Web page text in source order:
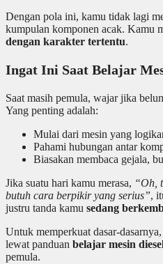
Dengan pola ini, kamu tidak lagi
kumpulan komponen acak. Kamu
dengan karakter tertentu.
Ingat Ini Saat Belajar
Saat masih pemula, wajar jika
Yang penting adalah:
Mulai dari mesin yang
Pahami hubungan antar
Biasakan membaca gejala,
Jika suatu hari kamu merasa, “Oh,
butuh cara berpikir yang serius”,
justru tanda kamu sedang
Untuk memperkuat dasar-
lewat panduan belajar mesin
pemula.